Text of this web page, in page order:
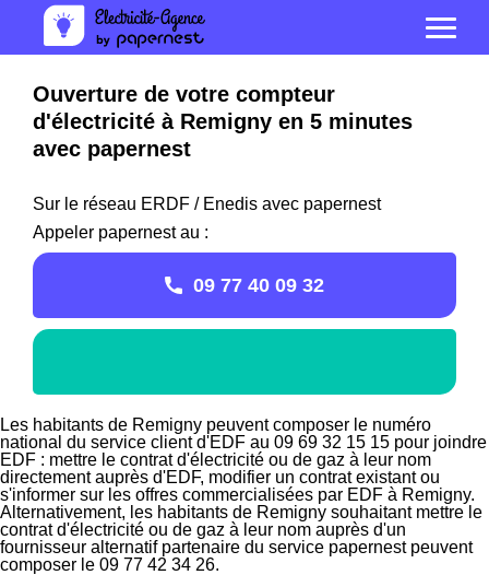
Ouverture de votre compteur
d'électricité à Remigny en 5 minutes
avec papernest
Sur le réseau ERDF / Enedis avec papernest
Appeler papernest au :
09 77 40 09 32
Les habitants de Remigny peuvent composer le numéro
national du service client d'EDF au 09 69 32 15 15 pour joindre
EDF : mettre le contrat d'électricité ou de gaz à leur nom
directement auprès d'EDF, modifier un contrat existant ou
s'informer sur les offres commercialisées par EDF à Remigny.
Alternativement, les habitants de Remigny souhaitant mettre le
contrat d'électricité ou de gaz à leur nom auprès d'un
fournisseur alternatif partenaire du service papernest peuvent
composer le 09 77 42 34 26.